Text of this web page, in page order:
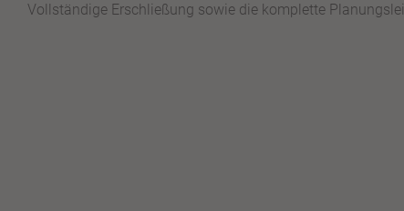
Vollständige Erschließung sowie die komplette